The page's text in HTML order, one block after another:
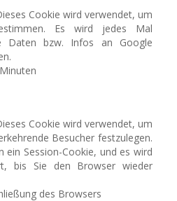
Cookie wird verwendet, um
Es wird jedes Mal
Daten bzw. Infos an Google
Cookie wird verwendet, um
Besucher festzulegen.
ein Session-Cookie, und es wird
bis Sie den Browser wieder
des Browsers